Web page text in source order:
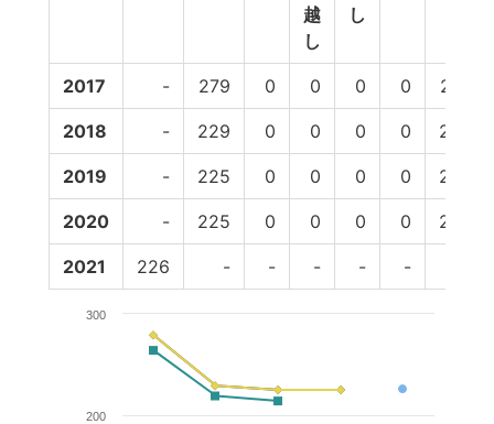
越
し
し
2017 - 279 0 0 0 0 279
2018 - 229 0 0 0 0 229
2019 - 225 0 0 0 0 225
2020 - 225 0 0 0 0 225
2021 226 - - - - -
200
300